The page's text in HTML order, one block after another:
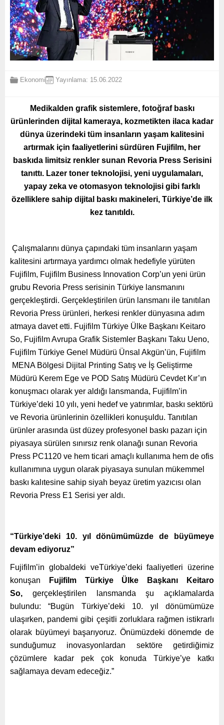
Ekonomi Yayınlama: 15.06.2022
Medikalden grafik sistemlere, fotoğraf baskı
ürünlerinden dijital kameraya, kozmetikten ilaca kadar
dünya üzerindeki tüm insanların yaşam kalitesini
artırmak için faaliyetlerini sürdüren Fujifilm, her
baskıda limitsiz renkler sunan Revoria Press Serisini
tanıttı. Lazer toner teknolojisi, yeni uygulamaları,
yapay zeka ve otomasyon teknolojisi gibi farklı
özelliklere sahip dijital baskı makineleri, Türkiye’de ilk
kez tanıtıldı.
Çalışmalarını dünya çapındaki tüm insanların yaşam
kalitesini artırmaya yardımcı olmak hedefiyle yürüten
Fujifilm, Fujifilm Business Innovation Corp’un yeni ürün
grubu Revoria Press serisinin Türkiye lansmanını
gerçekleştirdi. Gerçekleştirilen ürün lansmanı ile tanıtılan
Revoria Press ürünleri, herkesi renkler dünyasına adım
atmaya davet etti. Fujifilm Türkiye Ülke Başkanı Keitaro
So, Fujifilm Avrupa Grafik Sistemler Başkanı Taku Ueno,
Fujifilm Türkiye Genel Müdürü Ünsal Akgün’ün, Fujifilm
MENA Bölgesi Dijital Printing Satış ve İş Geliştirme
Müdürü Kerem Ege ve POD Satış Müdürü Cevdet Kır’ın
konuşmacı olarak yer aldığı lansmanda, Fujifilm’in
Türkiye’deki 10 yılı, yeni hedef ve yatırımlar, baskı sektörü
ve Revoria ürünlerinin özellikleri konuşuldu. Tanıtılan
ürünler arasında üst düzey profesyonel baskı pazarı için
piyasaya sürülen sınırsız renk olanağı sunan Revoria
Press PC1120 ve hem ticari amaçlı kullanıma hem de ofis
kullanımına uygun olarak piyasaya sunulan mükemmel
baskı kalıtesine sahip siyah beyaz üretim yazıcısı olan
Revoria Press E1 Serisi yer aldı.
“Türkiye’deki 10. yıl dönümümüzde de büyümeye
devam ediyoruz”
Fujifilm’in globaldeki veTürkiye’deki faaliyetleri üzerine
konuşan
Fujifilm Türkiye Ülke Başkanı Keitaro
So, gerçekleştirilen lansmanda şu açıklamalarda
bulundu: “Bugün Türkiye’deki 10. yıl dönümümüze
ulaşırken, pandemi gibi çeşitli zorluklara rağmen istikrarlı
olarak büyümeyi başarıyoruz. Önümüzdeki dönemde de
sunduğumuz inovasyonlardan sektöre getirdiğimiz
çözümlere kadar pek çok konuda Türkiye’ye katkı
sağlamaya devam edeceğiz.”